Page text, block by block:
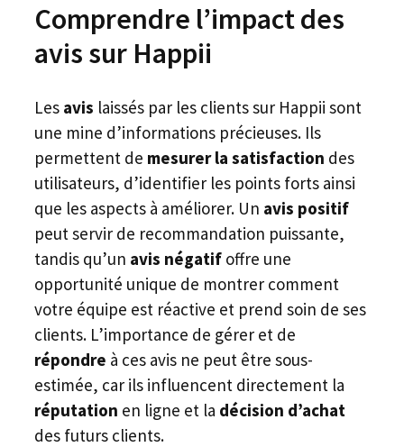
Comprendre l’impact des
avis sur Happii
Les avis laissés par les clients sur Happii sont
une mine d’informations précieuses. Ils
permettent de mesurer la satisfaction des
utilisateurs, d’identifier les points forts ainsi
que les aspects à améliorer. Un avis positif
peut servir de recommandation puissante,
tandis qu’un avis négatif offre une
opportunité unique de montrer comment
votre équipe est réactive et prend soin de ses
clients. L’importance de gérer et de
répondre à ces avis ne peut être sous-
estimée, car ils influencent directement la
réputation en ligne et la décision d’achat
des futurs clients.